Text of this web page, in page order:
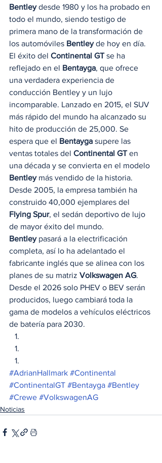
Bentley desde 1980 y los ha probado en
todo el mundo, siendo testigo de
primera mano de la transformación de
los automóviles Bentley de hoy en día.
El éxito del Continental GT se ha
reflejado en el Bentayga, que ofrece
una verdadera experiencia de
conducción Bentley y un lujo
incomparable. Lanzado en 2015, el SUV
más rápido del mundo ha alcanzado su
hito de producción de 25,000. Se
espera que el Bentayga supere las
ventas totales del Continental GT en
una década y se convierta en el modelo
Bentley más vendido de la historia.
Desde 2005, la empresa también ha
construido 40,000 ejemplares del
Flying Spur, el sedán deportivo de lujo
de mayor éxito del mundo.
Bentley pasará a la electrificación
completa, así lo ha adelantado el
fabricante inglés que se alinea con los
planes de su matriz Volkswagen AG.
Desde el 2026 solo PHEV o BEV serán
producidos, luego cambiará toda la
gama de modelos a vehículos eléctricos
de batería para 2030.
#AdrianHallmark #Continental
#ContinentalGT #Bentayga #Bentley
#Crewe #VolkswagenAG
Noticias